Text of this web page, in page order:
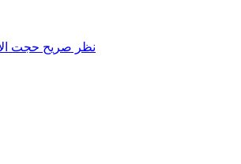
نظر صریح حجت